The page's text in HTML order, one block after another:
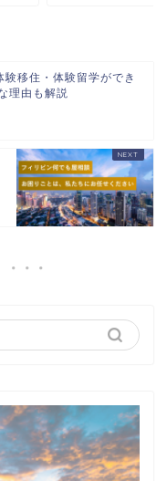
験移住・体験留学ができ
理由も解説